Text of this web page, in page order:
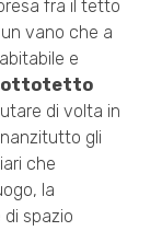
fra il tetto
vano che a
e
di volta in
gli
che
la
spazio